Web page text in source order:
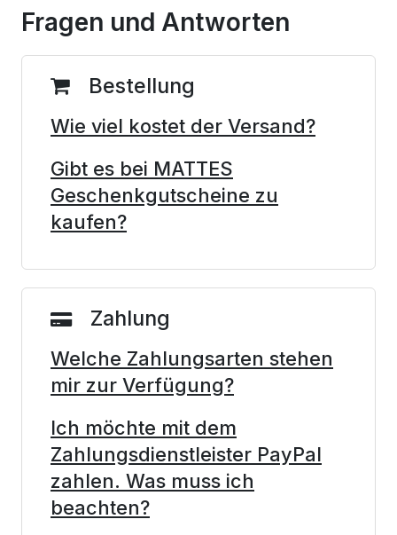
Fragen und Antworten
Bestellung
Wie viel kostet der Versand?
Gibt es bei MATTES
Geschenkgutscheine zu
kaufen?
Zahlung
Welche Zahlungsarten stehen
mir zur Verfügung?
Ich möchte mit dem
Zahlungsdienstleister PayPal
zahlen. Was muss ich
beachten?